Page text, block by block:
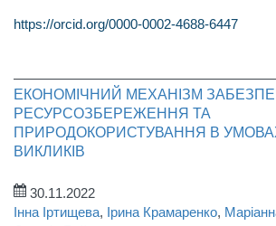
https://orcid.org/0000-0002-4688-6447
ЕКОНОМІЧНИЙ МЕХАНІЗМ
РЕСУРСОЗБЕРЕЖЕННЯ ТА
ПРИРОДОКОРИСТУВАННЯ В
ВИКЛИКІВ
30.11.2022
Інна Іртищева, Ірина Крамаренко,